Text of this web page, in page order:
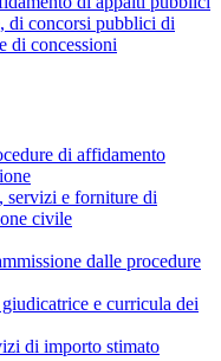
di concorsi pubblici di
di concessioni
di affidamento
e forniture di
civile
dalle procedure
e curricula dei
di importo stimato